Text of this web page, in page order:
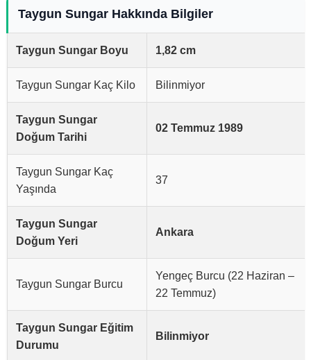
Taygun Sungar Hakkında Bilgiler
Taygun Sungar Boyu 1,82 cm
Taygun Sungar Kaç Kilo Bilinmiyor
Taygun Sungar
Doğum Tarihi
02 Temmuz 1989
Taygun Sungar Kaç
Yaşında
37
Taygun Sungar
Doğum Yeri
Ankara
Taygun Sungar Burcu
Yengeç Burcu (22 Haziran –
22 Temmuz)
Taygun Sungar Eğitim
Durumu
Bilinmiyor